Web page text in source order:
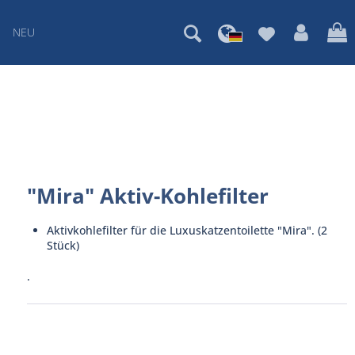
NEU
"Mira" Aktiv-Kohlefilter
Aktivkohlefilter für die Luxuskatzentoilette "Mira". (2
Stück)
.